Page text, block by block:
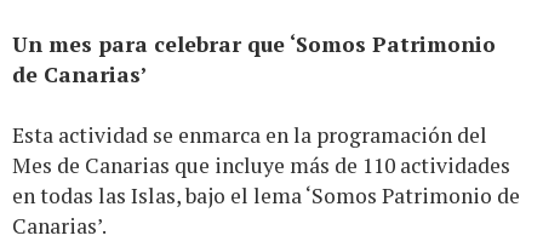
Un mes para celebrar que ‘Somos Patrimonio
de Canarias’
Esta actividad se enmarca en la programación del
Mes de Canarias que incluye más de 110 actividades
en todas las Islas, bajo el lema ‘Somos Patrimonio de
Canarias’.